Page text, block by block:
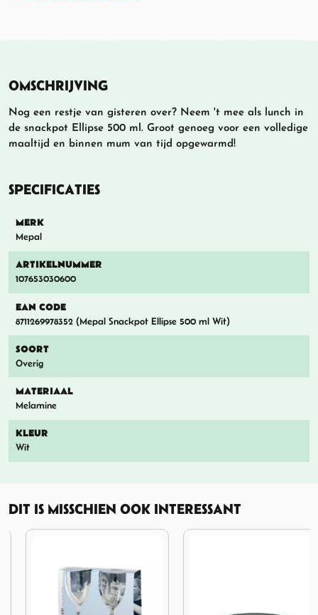
OMSCHRIJVING
Nog een restje van gisteren over? Neem 't mee als lunch in
de snackpot Ellipse 500 ml. Groot genoeg voor een volledige
maaltijd en binnen mum van tijd opgewarmd!
SPECIFICATIES
MERK
Mepal
ARTIKELNUMMER
107653030600
EAN CODE
8711269978352 (Mepal Snackpot Ellipse 500 ml Wit)
SOORT
Overig
MATERIAAL
Melamine
KLEUR
Wit
DIT IS MISSCHIEN OOK INTERESSANT